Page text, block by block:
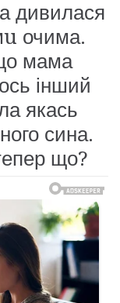
дивилася
очима.
мама
інший
якась
сина.
що?